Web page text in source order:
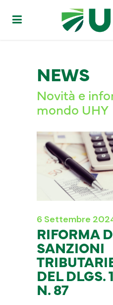
NEWS
Novità e
mondo UHY
6 Settembre
RIFORMA
SANZIONI
DEL DLGS.
N. 87